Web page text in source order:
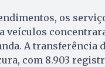
os
veículos
A transferência
com 8.903